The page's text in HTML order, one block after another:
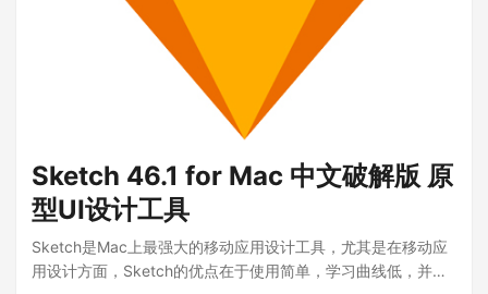
Sketch 46.1 for Mac 中文破解版 原
型UI设计工具
Sketch是Mac上最强大的移动应用设计工具，尤其是在移动应
用设计方面，Sketch的优点在于使用简单，学习曲线低，并且